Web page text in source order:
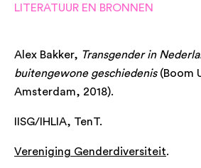
LITERATUUR EN BRONNEN
Alex Bakker, Transgender in
buitengewone geschiedenis(Boom
Amsterdam, 2018).
IISG/IHLIA, TenT.
Vereniging Genderdiversiteit.